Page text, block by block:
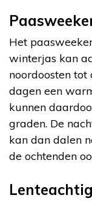
Het
winterjas kan
noordoosten
dagen een
kunnen
graden. De
kan dan dalen
de ochtenden